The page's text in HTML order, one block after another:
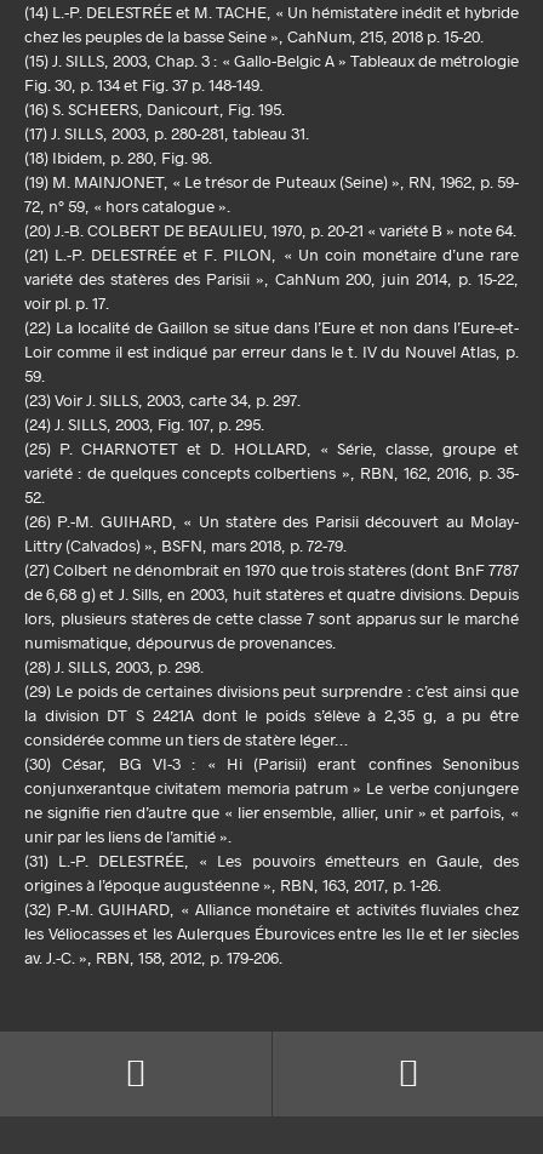
(14) L.-P. DELESTRÉE et M. TACHE, « Un hémistatère inédit et hybride
chez les peuples de la basse Seine », CahNum, 215, 2018 p. 15-20.
(15) J. SILLS, 2003, Chap. 3 : « Gallo-Belgic A » Tableaux de métrologie
Fig. 30, p. 134 et Fig. 37 p. 148-149.
(16) S. SCHEERS, Danicourt, Fig. 195.
(17) J. SILLS, 2003, p. 280-281, tableau 31.
(18) Ibidem, p. 280, Fig. 98.
(19) M. MAINJONET, « Le trésor de Puteaux (Seine) », RN, 1962, p. 59-
72, n° 59, « hors catalogue ».
(20) J.-B. COLBERT DE BEAULIEU, 1970, p. 20-21 « variété B » note 64.
(21) L.-P. DELESTRÉE et F. PILON, « Un coin monétaire d’une rare
variété des statères des Parisii », CahNum 200, juin 2014, p. 15-22,
voir pl. p. 17.
(22) La localité de Gaillon se situe dans l’Eure et non dans l’Eure-et-
Loir comme il est indiqué par erreur dans le t. IV du Nouvel Atlas, p.
59.
(23) Voir J. SILLS, 2003, carte 34, p. 297.
(24) J. SILLS, 2003, Fig. 107, p. 295.
(25) P. CHARNOTET et D. HOLLARD, « Série, classe, groupe et
variété : de quelques concepts colbertiens », RBN, 162, 2016, p. 35-
52.
(26) P.-M. GUIHARD, « Un statère des Parisii découvert au Molay-
Littry (Calvados) », BSFN, mars 2018, p. 72-79.
(27) Colbert ne dénombrait en 1970 que trois statères (dont BnF 7787
de 6,68 g) et J. Sills, en 2003, huit statères et quatre divisions. Depuis
lors, plusieurs statères de cette classe 7 sont apparus sur le marché
numismatique, dépourvus de provenances.
(28) J. SILLS, 2003, p. 298.
(29) Le poids de certaines divisions peut surprendre : c’est ainsi que
la division DT S 2421A dont le poids s’élève à 2,35 g, a pu être
considérée comme un tiers de statère léger…
(30) César, BG VI-3 : « Hi (Parisii) erant confines Senonibus
conjunxerantque civitatem memoria patrum » Le verbe conjungere
ne signifie rien d’autre que « lier ensemble, allier, unir » et parfois, «
unir par les liens de l’amitié ».
(31) L.-P. DELESTRÉE, « Les pouvoirs émetteurs en Gaule, des
origines à l’époque augustéenne », RBN, 163, 2017, p. 1-26.
(32) P.-M. GUIHARD, « Alliance monétaire et activités fluviales chez
les Véliocasses et les Aulerques Éburovices entre les IIe et Ier siècles
av. J.-C. », RBN, 158, 2012, p. 179-206.